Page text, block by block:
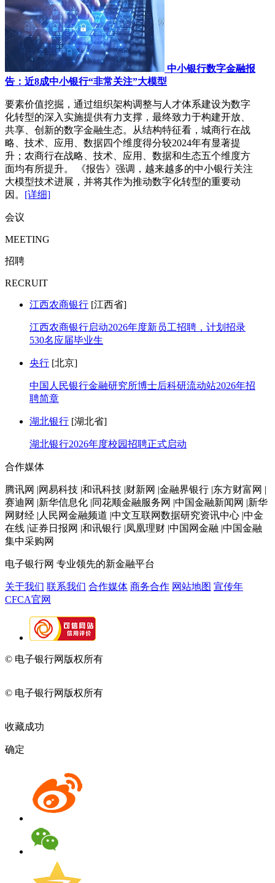
中小银行数字金融报
告：近8成中小银行“非常关注”大模型
要素价值挖掘，通过组织架构调整与人才体系建设为数字
化转型的深入实施提供有力支撑，最终致力于构建开放、
共享、创新的数字金融生态。从结构特征看，城商行在战
略、技术、应用、数据四个维度得分较2024年有显著提
升；农商行在战略、技术、应用、数据和生态五个维度方
面均有所提升。 《报告》强调，越来越多的中小银行关注
大模型技术进展，并将其作为推动数字化转型的重要动
因。 [详细]
会议
MEETING
招聘
RECRUIT
江西农商银行 [江西省]
江西农商银行启动2026年度新员工招聘，计划招录
530名应届毕业生
央行 [北京]
中国人民银行金融研究所博士后科研流动站2026年招
聘简章
湖北银行 [湖北省]
湖北银行2026年度校园招聘正式启动
合作媒体
腾讯网 |网易科技 |和讯科技 |财新网 |金融界银行 |东方财富网 |
赛迪网 |新华信息化 |同花顺金融服务网 |中国金融新闻网 |新华
网财经 |人民网金融频道 |中文互联网数据研究资讯中心 |中金
在线 |证券日报网 |和讯银行 |凤凰理财 |中国网金融 |中国金融
集中采购网
电子银行网 专业领先的新金融平台
关于我们 联系我们 合作媒体 商务合作 网站地图 宣传年
CFCA官网
© 电子银行网版权所有
© 电子银行网版权所有
收藏成功
确定